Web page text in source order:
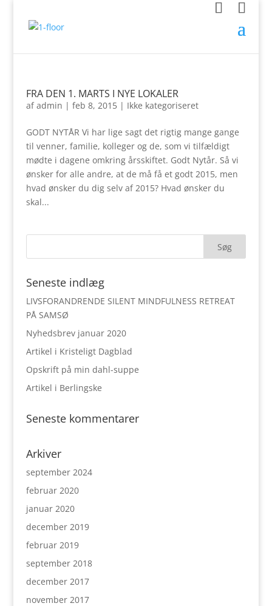
FRA DEN 1. MARTS I NYE LOKALER
afadmin | feb 8, 2015| Ikke kategoriseret
GODT NYTÅR Vi har lige sagt det rigtig mange gange
til venner, familie, kolleger og de, som vi tilfældigt
mødte i dagene omkring årsskiftet. Godt Nytår. Så vi
ønsker for alle andre, at de må få et godt 2015, men
hvad ønsker du dig selv af 2015? Hvad ønsker du
skal...
Seneste indlæg
LIVSFORANDRENDE SILENT MINDFULNESS RETREAT
PÅ SAMSØ
Nyhedsbrev januar 2020
Artikel i Kristeligt Dagblad
Opskrift på min dahl-suppe
Artikel i Berlingske
Seneste kommentarer
Arkiver
september 2024
februar 2020
januar 2020
december 2019
februar 2019
september 2018
december 2017
november 2017